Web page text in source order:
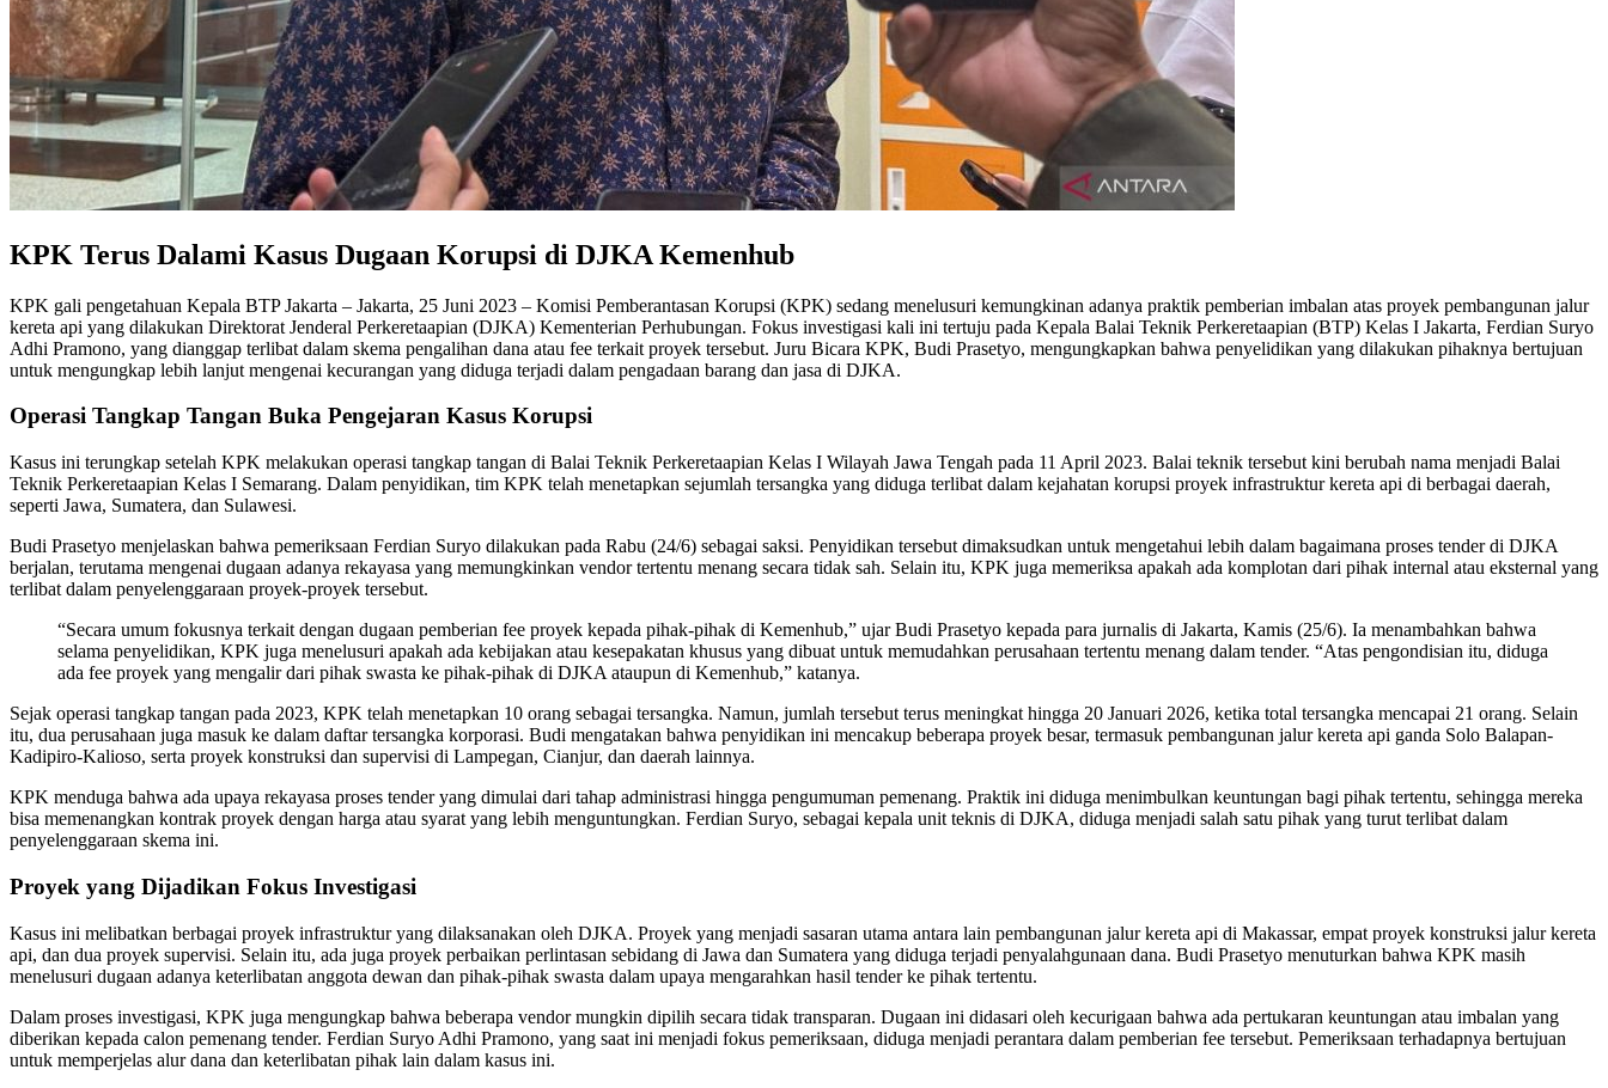
KPK Terus Dalami Kasus Dugaan Korupsi di DJKA Kemenhub
KPK gali pengetahuan Kepala BTP Jakarta – Jakarta, 25 Juni 2023 – Komisi Pemberantasan Korupsi (KPK) sedang menelusuri kemungkinan adanya praktik pemberian imbalan atas proyek pembangunan jalur
kereta api yang dilakukan Direktorat Jenderal Perkeretaapian (DJKA) Kementerian Perhubungan. Fokus investigasi kali ini tertuju pada Kepala Balai Teknik Perkeretaapian (BTP) Kelas I Jakarta, Ferdian Suryo
Adhi Pramono, yang dianggap terlibat dalam skema pengalihan dana atau fee terkait proyek tersebut. Juru Bicara KPK, Budi Prasetyo, mengungkapkan bahwa penyelidikan yang dilakukan pihaknya bertujuan
untuk mengungkap lebih lanjut mengenai kecurangan yang diduga terjadi dalam pengadaan barang dan jasa di DJKA.
Operasi Tangkap Tangan Buka Pengejaran Kasus Korupsi
Kasus ini terungkap setelah KPK melakukan operasi tangkap tangan di Balai Teknik Perkeretaapian Kelas I Wilayah Jawa Tengah pada 11 April 2023. Balai teknik tersebut kini berubah nama menjadi Balai
Teknik Perkeretaapian Kelas I Semarang. Dalam penyidikan, tim KPK telah menetapkan sejumlah tersangka yang diduga terlibat dalam kejahatan korupsi proyek infrastruktur kereta api di berbagai daerah,
seperti Jawa, Sumatera, dan Sulawesi.
Budi Prasetyo menjelaskan bahwa pemeriksaan Ferdian Suryo dilakukan pada Rabu (24/6) sebagai saksi. Penyidikan tersebut dimaksudkan untuk mengetahui lebih dalam bagaimana proses tender di DJKA
berjalan, terutama mengenai dugaan adanya rekayasa yang memungkinkan vendor tertentu menang secara tidak sah. Selain itu, KPK juga memeriksa apakah ada komplotan dari pihak internal atau eksternal yang
terlibat dalam penyelenggaraan proyek-proyek tersebut.
“Secara umum fokusnya terkait dengan dugaan pemberian fee proyek kepada pihak-pihak di Kemenhub,” ujar Budi Prasetyo kepada para jurnalis di Jakarta, Kamis (25/6). Ia menambahkan bahwa
selama penyelidikan, KPK juga menelusuri apakah ada kebijakan atau kesepakatan khusus yang dibuat untuk memudahkan perusahaan tertentu menang dalam tender. “Atas pengondisian itu, diduga
ada fee proyek yang mengalir dari pihak swasta ke pihak-pihak di DJKA ataupun di Kemenhub,” katanya.
Sejak operasi tangkap tangan pada 2023, KPK telah menetapkan 10 orang sebagai tersangka. Namun, jumlah tersebut terus meningkat hingga 20 Januari 2026, ketika total tersangka mencapai 21 orang. Selain
itu, dua perusahaan juga masuk ke dalam daftar tersangka korporasi. Budi mengatakan bahwa penyidikan ini mencakup beberapa proyek besar, termasuk pembangunan jalur kereta api ganda Solo Balapan-
Kadipiro-Kalioso, serta proyek konstruksi dan supervisi di Lampegan, Cianjur, dan daerah lainnya.
KPK menduga bahwa ada upaya rekayasa proses tender yang dimulai dari tahap administrasi hingga pengumuman pemenang. Praktik ini diduga menimbulkan keuntungan bagi pihak tertentu, sehingga mereka
bisa memenangkan kontrak proyek dengan harga atau syarat yang lebih menguntungkan. Ferdian Suryo, sebagai kepala unit teknis di DJKA, diduga menjadi salah satu pihak yang turut terlibat dalam
penyelenggaraan skema ini.
Proyek yang Dijadikan Fokus Investigasi
Kasus ini melibatkan berbagai proyek infrastruktur yang dilaksanakan oleh DJKA. Proyek yang menjadi sasaran utama antara lain pembangunan jalur kereta api di Makassar, empat proyek konstruksi jalur kereta
api, dan dua proyek supervisi. Selain itu, ada juga proyek perbaikan perlintasan sebidang di Jawa dan Sumatera yang diduga terjadi penyalahgunaan dana. Budi Prasetyo menuturkan bahwa KPK masih
menelusuri dugaan adanya keterlibatan anggota dewan dan pihak-pihak swasta dalam upaya mengarahkan hasil tender ke pihak tertentu.
Dalam proses investigasi, KPK juga mengungkap bahwa beberapa vendor mungkin dipilih secara tidak transparan. Dugaan ini didasari oleh kecurigaan bahwa ada pertukaran keuntungan atau imbalan yang
diberikan kepada calon pemenang tender. Ferdian Suryo Adhi Pramono, yang saat ini menjadi fokus pemeriksaan, diduga menjadi perantara dalam pemberian fee tersebut. Pemeriksaan terhadapnya bertujuan
untuk memperjelas alur dana dan keterlibatan pihak lain dalam kasus ini.